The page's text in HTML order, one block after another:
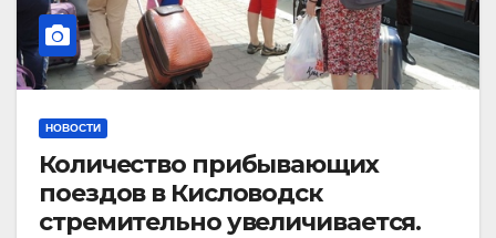
НОВОСТИ
Количество прибывающих
поездов в Кисловодск
стремительно увеличивается.